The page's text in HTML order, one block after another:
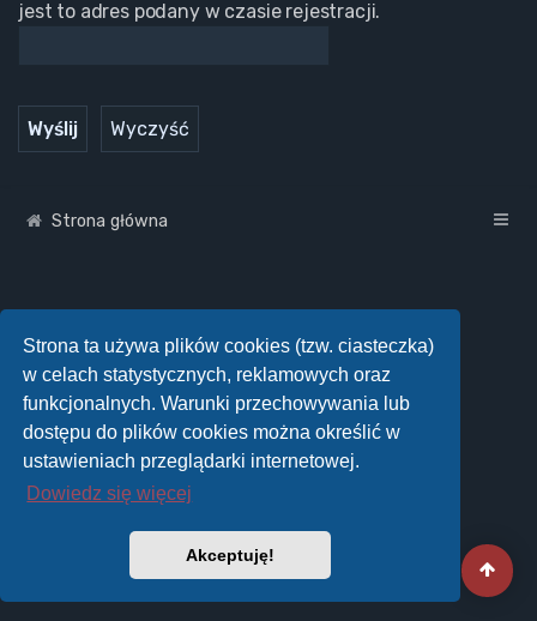
Strona ta używa plików cookies (tzw. ciasteczka)
w celach statystycznych, reklamowych oraz
funkcjonalnych. Warunki przechowywania lub
dostępu do plików cookies można określić w
ustawieniach przeglądarki internetowej.
Dowiedz się więcej
Akceptuję!
jest to adres podany w czasie rejestracji.
Strona główna